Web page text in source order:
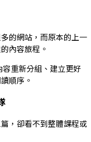
的網站，而原本的上一
內容旅程。
重新分組、建立更好
順序。
，卻看不到整體課程或